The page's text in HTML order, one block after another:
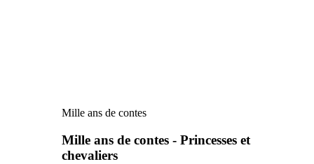
Mille ans de contes
Mille ans de contes - Princesses et
chevaliers